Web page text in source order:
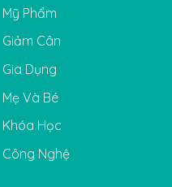
Mỹ Phẩm
Giảm Cân
Gia Dụng
Mẹ Và Bé
Khóa Học
Công Nghệ